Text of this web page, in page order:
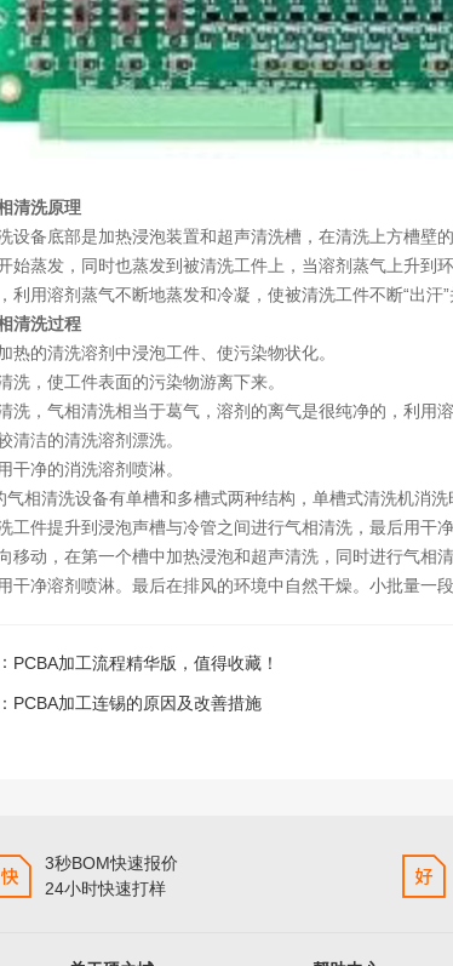
清洗原理
设备底部是加热浸泡装置和超声清洗槽，在清洗上方槽壁
始蒸发，同时也蒸发到被清洗工件上，当溶剂蒸气上升
利用溶剂蒸气不断地蒸发和冷凝，使被清洗工件不断“出汗
清洗过程
热的清洗溶剂中浸泡工件、使污染物状化。
洗，使工件表面的污染物游离下来。
洗，气相清洗相当于葛气，溶剂的离气是很纯净的，利用
清洁的清洗溶剂漂洗。
干净的消洗溶剂喷淋。
气相清洗设备有单槽和多槽式两种结构，单槽式清洗机消
工件提升到浸泡声槽与冷管之间进行气相清洗，最后用
移动，在第一个槽中加热浸泡和超声清洗，同时进行气相
干净溶剂喷淋。最后在排风的环境中自然干燥。小批量一
PCBA加工流程精华版，值得收藏！
PCBA加工连锡的原因及改善措施
3秒BOM快速报价
24小时快速打样